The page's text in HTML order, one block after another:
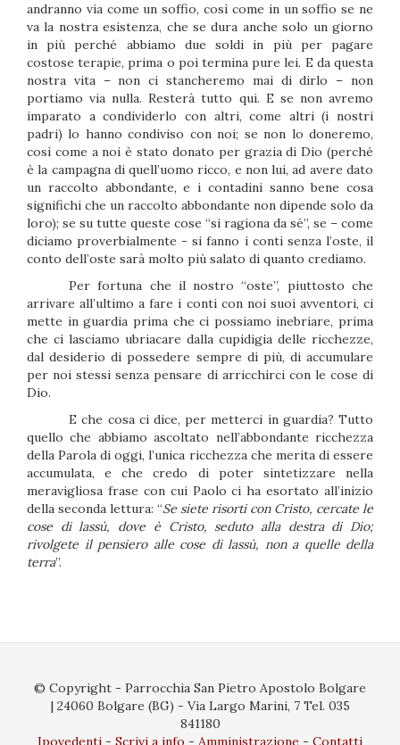
andranno via come un soffio, così come in un soffio se ne
va la nostra esistenza, che se dura anche solo un giorno
in più perché abbiamo due soldi in più per pagare
costose terapie, prima o poi termina pure lei. E da questa
nostra vita – non ci stancheremo mai di dirlo – non
portiamo via nulla. Resterà tutto qui. E se non avremo
imparato a condividerlo con altri, come altri (i nostri
padri) lo hanno condiviso con noi; se non lo doneremo,
così come a noi è stato donato per grazia di Dio (perché
è la campagna di quell’uomo ricco, e non lui, ad avere dato
un raccolto abbondante, e i contadini sanno bene cosa
significhi che un raccolto abbondante non dipende solo da
loro); se su tutte queste cose “si ragiona da sé”, se – come
diciamo proverbialmente - si fanno i conti senza l’oste, il
conto dell’oste sarà molto più salato di quanto crediamo.
Per fortuna che il nostro “oste”, piuttosto che
arrivare all’ultimo a fare i conti con noi suoi avventori, ci
mette in guardia prima che ci possiamo inebriare, prima
che ci lasciamo ubriacare dalla cupidigia delle ricchezze,
dal desiderio di possedere sempre di più, di accumulare
per noi stessi senza pensare di arricchirci con le cose di
Dio.
E che cosa ci dice, per metterci in guardia? Tutto
quello che abbiamo ascoltato nell’abbondante ricchezza
della Parola di oggi, l’unica ricchezza che merita di essere
accumulata, e che credo di poter sintetizzare nella
meravigliosa frase con cui Paolo ci ha esortato all’inizio
della seconda lettura: “Se siete risorti con Cristo, cercate le
cose di lassù, dove è Cristo, seduto alla destra di Dio;
rivolgete il pensiero alle cose di lassù, non a quelle della
terra”.
© Copyright - Parrocchia San Pietro Apostolo Bolgare
| 24060 Bolgare (BG) - Via Largo Marini, 7 Tel. 035
841180
Ipovedenti
Scrivi a info Amministrazione Contatti